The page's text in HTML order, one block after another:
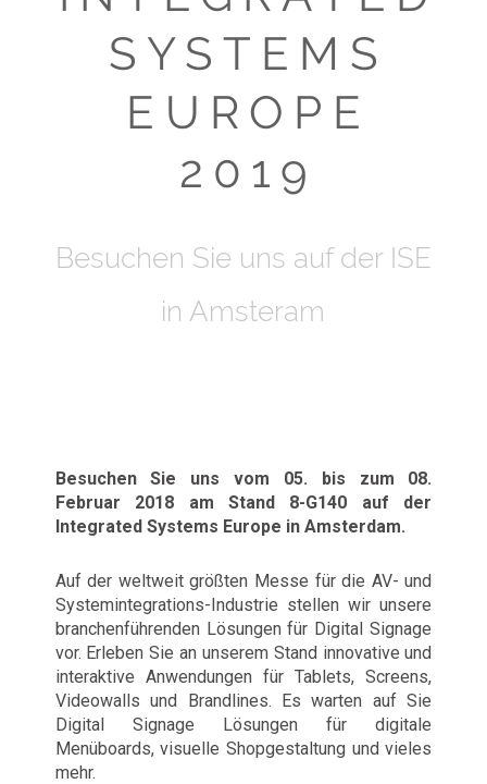
SYSTEMS
EUROPE
2019
Besuchen Sie uns auf der ISE
in Amsteram
Besuchen Sie uns vom 05. bis zum 08.
Februar 2018 am Stand 8-G140 auf der
Integrated Systems Europe in Amsterdam.
Auf der weltweit größten Messe für die AV- und
Systemintegrations-Industrie stellen wir unsere
branchenführenden Lösungen für Digital Signage
vor. Erleben Sie an unserem Stand innovative und
interaktive Anwendungen für Tablets, Screens,
Videowalls und Brandlines. Es warten auf Sie
Digital Signage Lösungen für digitale
Menüboards, visuelle Shopgestaltung und vieles
mehr.